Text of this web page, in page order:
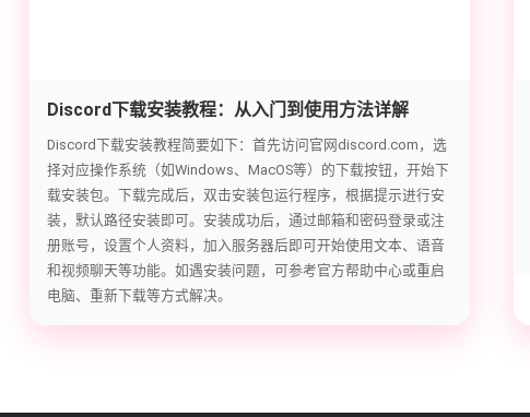
Discord下载安装教程：从入门到使用方法详解
Discord下载安装教程简要如下：首先访问官网discord.com，选
择对应操作系统（如Windows、MacOS等）的下载按钮，开始下
载安装包。下载完成后，双击安装包运行程序，根据提示进行安
装，默认路径安装即可。安装成功后，通过邮箱和密码登录或注
册账号，设置个人资料，加入服务器后即可开始使用文本、语音
和视频聊天等功能。如遇安装问题，可参考官方帮助中心或重启
电脑、重新下载等方式解决。